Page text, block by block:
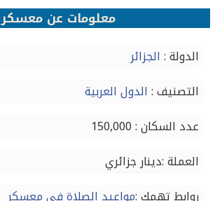
معلومات عن معسكر
الدولة : الجزائر
التصنيف : الدول العربية
عدد السكان : 150,000
العملة :دينار جزائري
روابط تهمك :مواعيد الصلاة في معسكر